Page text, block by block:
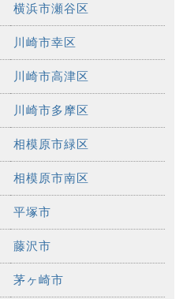
横浜市瀬谷区
川崎市幸区
川崎市高津区
川崎市多摩区
相模原市緑区
相模原市南区
平塚市
藤沢市
茅ヶ崎市